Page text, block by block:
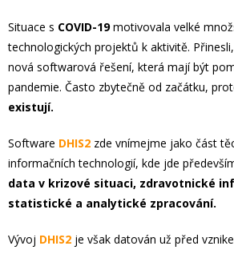
Situace s COVID-19motivovala velké
technologických projektů k aktivitě.
nová softwarová řešení, která mají být
pandemie. Často zbytečně od začátku,
existují.
Software DHIS2 zde vnímejme jako část
informačních technologií, kde jde
data v krizové situaci, zdravotnické
statistické a analytické zpracování.
Vývoj DHIS2 je však datován už před